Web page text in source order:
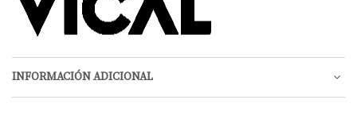
INFORMACIÓN ADICIONAL